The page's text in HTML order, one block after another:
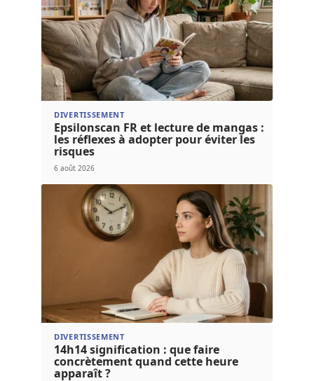
DIVERTISSEMENT
Epsilonscan FR et lecture de mangas :
les réflexes à adopter pour éviter les
risques
6 août 2026
DIVERTISSEMENT
14h14 signification : que faire
concrètement quand cette heure
apparaît ?